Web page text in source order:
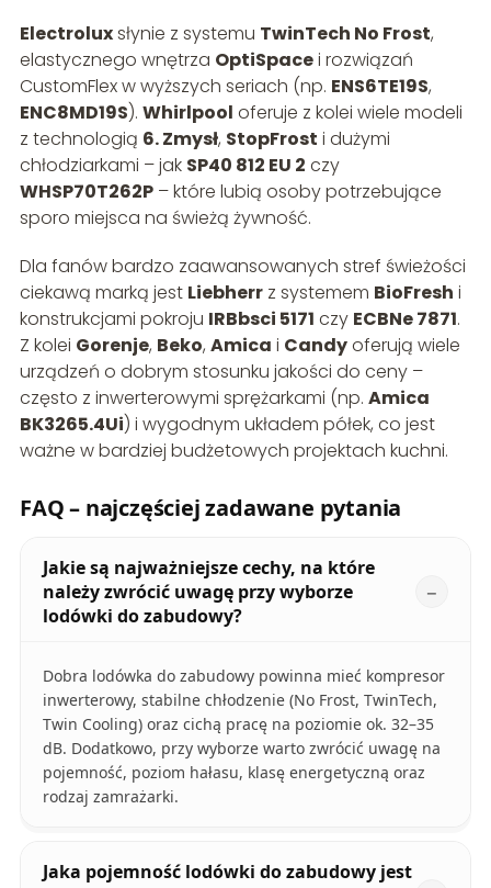
Electroluxsłynie z systemu TwinTech No Frost,
elastycznego wnętrza OptiSpacei rozwiązań
CustomFlex w wyższych seriach (np. ENS6TE19S,
ENC8MD19S). Whirlpool oferuje z kolei wiele modeli
z technologią 6. Zmysł, StopFrost i dużymi
chłodziarkami – jak SP40 812 EU 2 czy
WHSP70T262P– które lubią osoby potrzebujące
sporo miejsca na świeżą żywność.
Dla fanów bardzo zaawansowanych stref świeżości
ciekawą marką jest Liebherrz systemem BioFresh i
konstrukcjami pokroju IRBbsci 5171 czy ECBNe 7871.
Z kolei Gorenje, Beko, Amica i Candyoferują wiele
urządzeń o dobrym stosunku jakości do ceny –
często z inwerterowymi sprężarkami (np. Amica
BK3265.4Ui) i wygodnym układem półek, co jest
ważne w bardziej budżetowych projektach kuchni.
FAQ – najczęściej zadawane pytania
Jakie są najważniejsze cechy, na które
należy zwrócić uwagę przy wyborze
lodówki do zabudowy?
Dobra lodówka do zabudowy powinna mieć kompresor
inwerterowy, stabilne chłodzenie (No Frost, TwinTech,
Twin Cooling) oraz cichą pracę na poziomie ok. 32–35
dB. Dodatkowo, przy wyborze warto zwrócić uwagę na
pojemność, poziom hałasu, klasę energetyczną oraz
rodzaj zamrażarki.
Jaka pojemność lodówki do zabudowy jest